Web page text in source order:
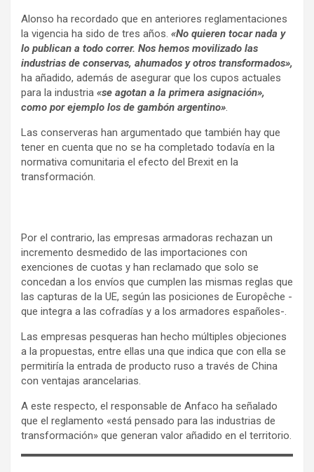
Alonso ha recordado que en anteriores reglamentaciones
la vigencia ha sido de tres años. «No quieren tocar nada y
lo publican a todo correr. Nos hemos movilizado las
industrias de conservas, ahumados y otros transformados»,
ha añadido, además de asegurar que los cupos actuales
para la industria «se agotan a la primera asignación»,
como por ejemplo los de gambón argentino».
Las conserveras han argumentado que también hay que
tener en cuenta que no se ha completado todavía en la
normativa comunitaria el efecto del Brexit en la
transformación.
Por el contrario, las empresas armadoras rechazan un
incremento desmedido de las importaciones con
exenciones de cuotas y han reclamado que solo se
concedan a los envíos que cumplen las mismas reglas que
las capturas de la UE, según las posiciones de Europêche -
que integra a las cofradías y a los armadores españoles-.
Las empresas pesqueras han hecho múltiples objeciones
a la propuestas, entre ellas una que indica que con ella se
permitiría la entrada de producto ruso a través de China
con ventajas arancelarias.
A este respecto, el responsable de Anfaco ha señalado
que el reglamento «está pensado para las industrias de
transformación» que generan valor añadido en el territorio.